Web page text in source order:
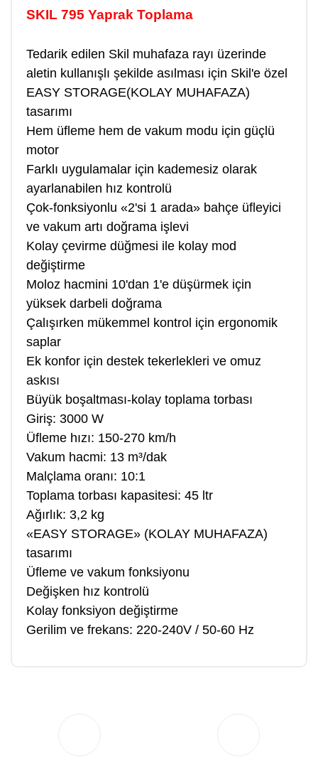
SKIL 795 Yaprak Toplama
Tedarik edilen Skil muhafaza rayı üzerinde
aletin kullanışlı şekilde asılması için Skil'e özel
EASY STORAGE(KOLAY MUHAFAZA)
tasarımı
Hem üfleme hem de vakum modu için güçlü
motor
Farklı uygulamalar için kademesiz olarak
ayarlanabilen hız kontrolü
Çok-fonksiyonlu «2'si 1 arada» bahçe üfleyici
ve vakum artı doğrama işlevi
Kolay çevirme düğmesi ile kolay mod
değiştirme
Moloz hacmini 10'dan 1'e düşürmek için
yüksek darbeli doğrama
Çalışırken mükemmel kontrol için ergonomik
saplar
Ek konfor için destek tekerlekleri ve omuz
askısı
Büyük boşaltması-kolay toplama torbası
Giriş: 3000 W
Üfleme hızı: 150-270 km/h
Vakum hacmi: 13 m³/dak
Malçlama oranı: 10:1
Toplama torbası kapasitesi: 45 ltr
Ağırlık: 3,2 kg
«EASY STORAGE» (KOLAY MUHAFAZA)
tasarımı
Üfleme ve vakum fonksiyonu
Değişken hız kontrolü
Kolay fonksiyon değiştirme
Gerilim ve frekans: 220-240V / 50-60 Hz